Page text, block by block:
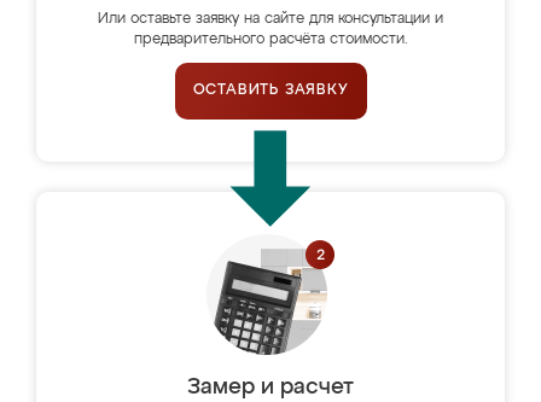
Или оставьте заявку на сайте для консультации и
предварительного расчёта стоимости.
ОСТАВИТЬ ЗАЯВКУ
Замер и расчет